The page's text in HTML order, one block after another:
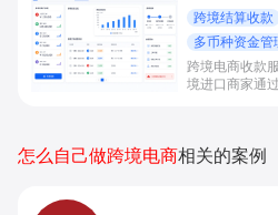
跨境结算收款
多币种资金管
跨境电商收款
境进口商家通
怎么自己做跨境电商相关的案例